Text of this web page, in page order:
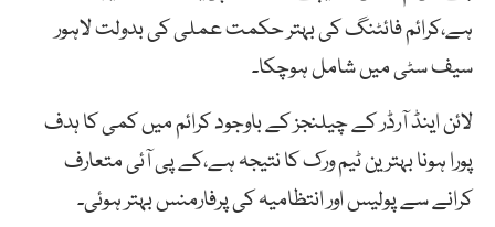
ہے،کرائم فائٹنگ کی بہتر حکمت عملی کی بدولت لاہور
سیف سٹی میں شامل ہوچکا۔
لائن اینڈ آرڈر کے چیلنجز کے باوجود کرائم میں کمی کا ہدف
پورا ہونا بہترین ٹیم ورک کا نتیجہ ہے،کے پی آئی متعارف
کرانے سے پولیس اور انتظامیہ کی پرفارمنس بہتر ہوئی۔